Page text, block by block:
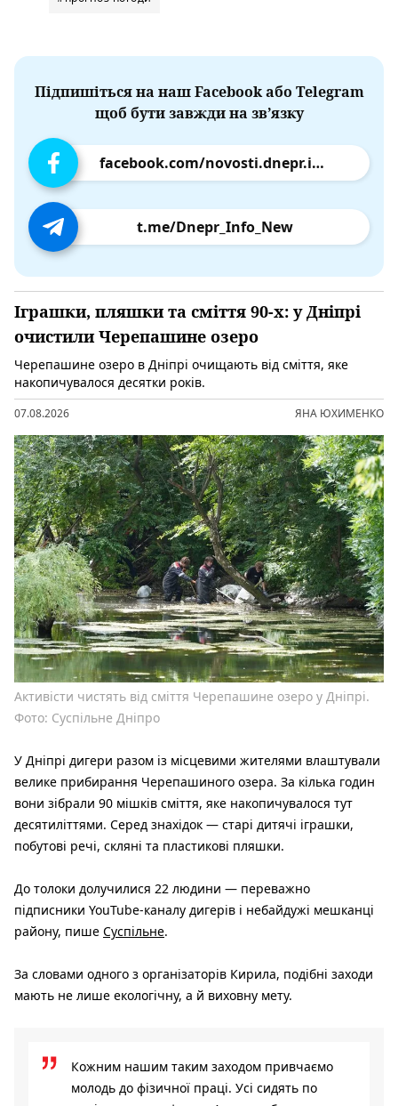
Підпишіться на наш Facebook або Telegram
щоб бути завжди на зв’язку
facebook.com/novosti.dnepr.info
t.me/Dnepr_Info_New
Іграшки, пляшки та сміття 90-х: у Дніпрі
очистили Черепашине озеро
Черепашине озеро в Дніпрі очищають від сміття, яке
накопичувалося десятки років.
07.08.2026 ЯНА ЮХИМЕНКО
Активісти чистять від сміття Черепашине озеро у Дніпрі.
Фото: Суспільне Дніпро
У Дніпрі дигери разом із місцевими жителями влаштували
велике прибирання Черепашиного озера. За кілька годин
вони зібрали 90 мішків сміття, яке накопичувалося тут
десятиліттями. Серед знахідок — старі дитячі іграшки,
побутові речі, скляні та пластикові пляшки.
До толоки долучилися 22 людини — переважно
підписники YouTube-каналу дигерів і небайдужі мешканці
району, пише Суспільне.
За словами одного з організаторів Кирила, подібні заходи
мають не лише екологічну, а й виховну мету.
Кожним нашим таким заходом привчаємо
молодь до фізичної праці. Усі сидять по